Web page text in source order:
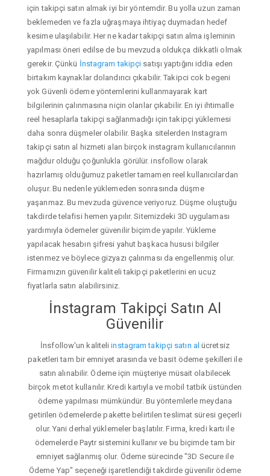
için takipçi satın almak iyi bir yöntemdir. Bu yolla uzun zaman
beklemeden ve fazla uğraşmaya ihtiyaç duymadan hedef
kesime ulaşılabilir. Her ne kadar takipçi satın alma işleminin
yapılması öneri edilse de bu mevzuda oldukça dikkatli olmak
gerekir. Çünkü İnstagram takipçi satışı yaptığını iddia eden
birtakım kaynaklar dolandırıcı çıkabilir. Takipci cok begeni
yok Güvenli ödeme yöntemlerini kullanmayarak kart
bilgilerinin çalınmasına niçin olanlar çıkabilir. En iyi ihtimalle
reel hesaplarla takipçi sağlanmadığı için takipçi yüklemesi
daha sonra düşmeler olabilir. Başka sitelerden Instagram
takipçi satın al hizmeti alan birçok instagram kullanıcılarının
mağdur olduğu çoğunlukla görülür. insfollow olarak
hazırlamış olduğumuz paketler tamamen reel kullanıcılardan
oluşur. Bu nedenle yüklemeden sonrasında düşme
yaşanmaz. Bu mevzuda güvence veriyoruz. Düşme oluştuğu
takdirde telafisi hemen yapılır. Sitemizdeki 3D uygulaması
yardımıyla ödemeler güvenilir biçimde yapılır. Yükleme
yapılacak hesabın şifresi yahut başkaca hususi bilgiler
istenmez ve böylece gizyazı çalınması da engellenmiş olur.
Firmamızın güvenilir kaliteli takipçi paketlerini en ucuz
fiyatlarla satın alabilirsiniz.
İnstagram Takipçi Satın Al
Güvenilir
İnsfollow'un kaliteliinstagram takipçi satın al ücretsiz
paketleri tam bir emniyet arasında ve basit ödeme şekilleri ile
satın alınabilir. Ödeme için müşteriye müsait olabilecek
birçok metot kullanılır. Kredi kartıyla ve mobil tatbik üstünden
ödeme yapılması mümkündür. Bu yöntemlerle meydana
getirilen ödemelerde pakette belirtilen teslimat süresi geçerli
olur. Yani derhal yüklemeler başlatılır. Firma, kredi kartı ile
ödemelerde Paytr sistemini kullanır ve bu biçimde tam bir
emniyet sağlanmış olur. Ödeme sürecinde "3D Secure ile
Ödeme Yap" seçeneği işaretlendiği takdirde güvenilir ödeme